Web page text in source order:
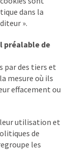
dans la
».
préalable de
par des tiers et
mesure où ils
effacement ou
utilisation et
de
les